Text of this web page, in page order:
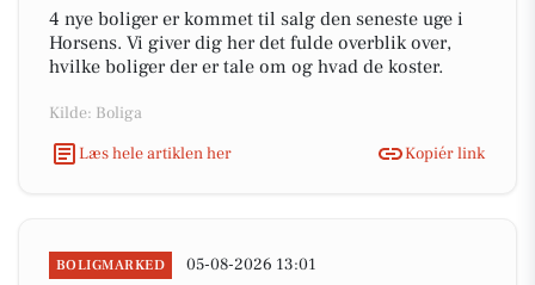
4 nye boliger er kommet til salg den seneste uge i
Horsens. Vi giver dig her det fulde overblik over,
hvilke boliger der er tale om og hvad de koster.
Kilde: Boliga
Læs hele artiklen her
Kopiér link
BOLIGMARKED 05-08-2026 13:01